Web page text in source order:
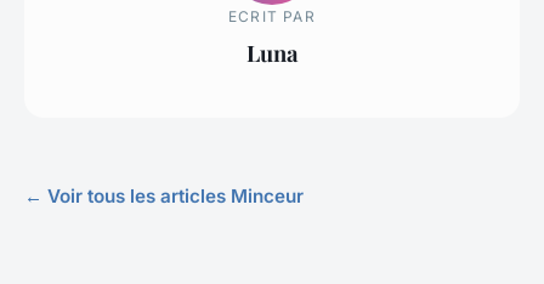
ECRIT PAR
Luna
← Voir tous les articles Minceur